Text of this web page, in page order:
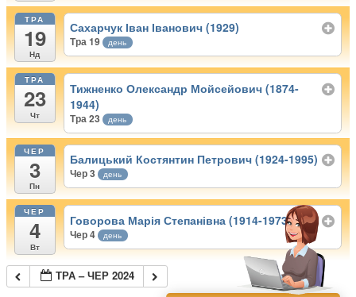
ТРА
19
Нд
Сахарчук Іван Іванович (1929)
Тра 19 день
ТРА
23
Чт
Тижненко Олександр Мойсейович (1874-
1944)
Тра 23 день
ЧЕР
3
Пн
Балицький Костянтин Петрович (1924-1995)
Чер 3 день
ЧЕР
4
Вт
Говорова Марія Степанівна (1914-1973)
Чер 4 день
ТРА – ЧЕР 2024